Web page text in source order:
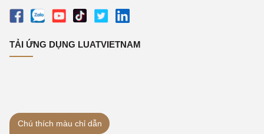
TẢI ỨNG DỤNG LUATVIETNAM
Chú thích màu chỉ dẫn